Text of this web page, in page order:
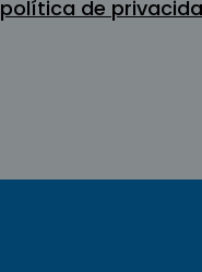
política de